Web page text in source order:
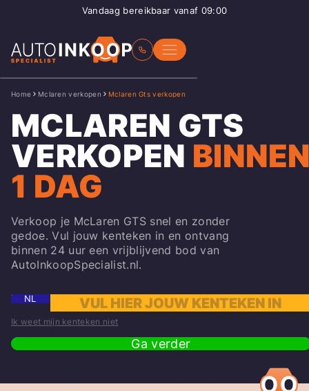
Vandaag bereikbaar vanaf 09:00
Home Mclaren verkopen Mclaren Gts verkopen
MCLAREN GTS
VERKOPEN
1 DAG
Verkoop je McLaren GTS snel en zonder
gedoe. Vul jouw kenteken in en ontvang
binnen 24 uur een vrijblijvend bod van
AutoInkoopSpecialist.nl.
NL
Ik weet mijn kenteken niet
Ga verder